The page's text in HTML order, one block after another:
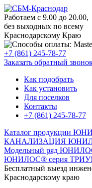
Работаем с 9.00 до 20.00,
без выходных по всему
Краснодарскому Краю
+7 (861) 245-78-77
Заказать обратный
Как подобрать
Как установить
Для поселков
Контакты
+7 (861) 245-78-77
Каталог продукции
КАНАЛИЗАЦИЯ
Модельный ряд
ЮНИЛОС® серия
Бесплатный выезд
Краснодарскому краю